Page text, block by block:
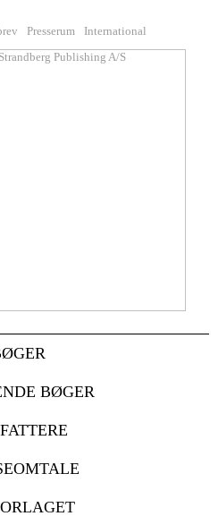
Presserum International
BØGER